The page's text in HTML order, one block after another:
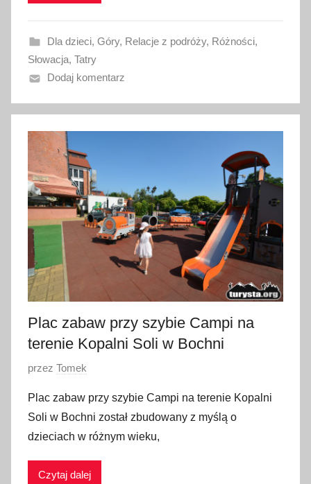
w
n
o
2
p
a
ź
d
z
i
e
i
k
2
0
2
Dla dzieci, Góry, Relacje z podróży, Różności,
Słowacja, Tatry
Dodaj komentarz
Plac zabaw przy szybie Campi na
terenie Kopalni Soli w Bochni
O
u
b
l
i
przez Tomek
Plac zabaw przy szybie Campi na terenie Kopalni
Soli w Bochni został zbudowany z myślą o
dzieciach w różnym wieku,
Czytaj dalej